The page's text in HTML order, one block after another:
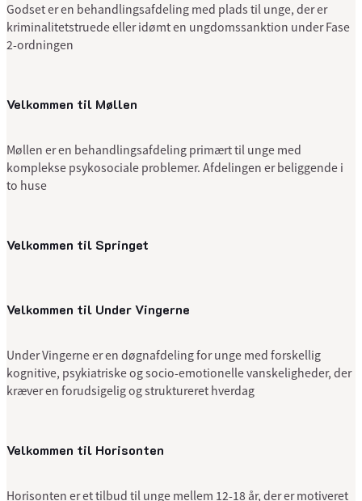
Godset er en behandlingsafdeling med plads til unge, der er
kriminalitetstruede eller idømt en ungdomssanktion under Fase
2-ordningen
Velkommen til Møllen
Møllen er en behandlingsafdeling primært til unge med
komplekse psykosociale problemer. Afdelingen er beliggende i
to huse
Velkommen til Springet
Velkommen til Under Vingerne
Under Vingerne er en døgnafdeling for unge med forskellig
kognitive, psykiatriske og socio-emotionelle vanskeligheder, der
kræver en forudsigelig og struktureret hverdag
Velkommen til Horisonten
Horisonten er et tilbud til unge mellem 12-18 år, der er motiveret